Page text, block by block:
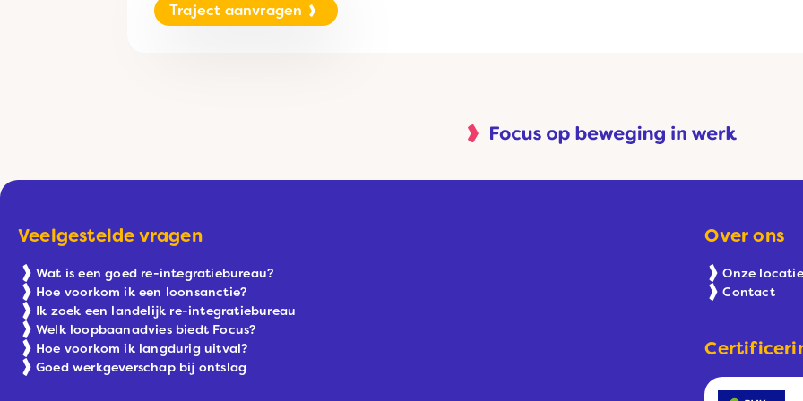
Traject aanvragen
Veelgestelde vragen
Wat is een goed re-integratiebureau?
Hoe voorkom ik een loonsanctie?
Ik zoek een landelijk re-integratiebureau
Welk loopbaanadvies biedt Focus?
Hoe voorkom ik langdurig uitval?
Goed werkgeverschap bij ontslag
Over ons
Onze
Contact